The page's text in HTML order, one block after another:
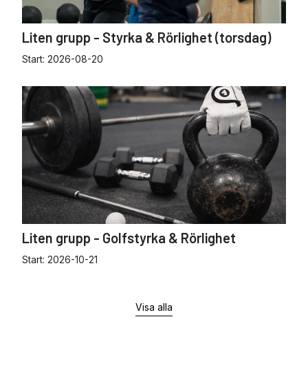
Liten grupp - Styrka & Rörlighet (torsdag)
Start: 2026-08-20
Liten grupp - Golfstyrka & Rörlighet
Start: 2026-10-21
Visa alla